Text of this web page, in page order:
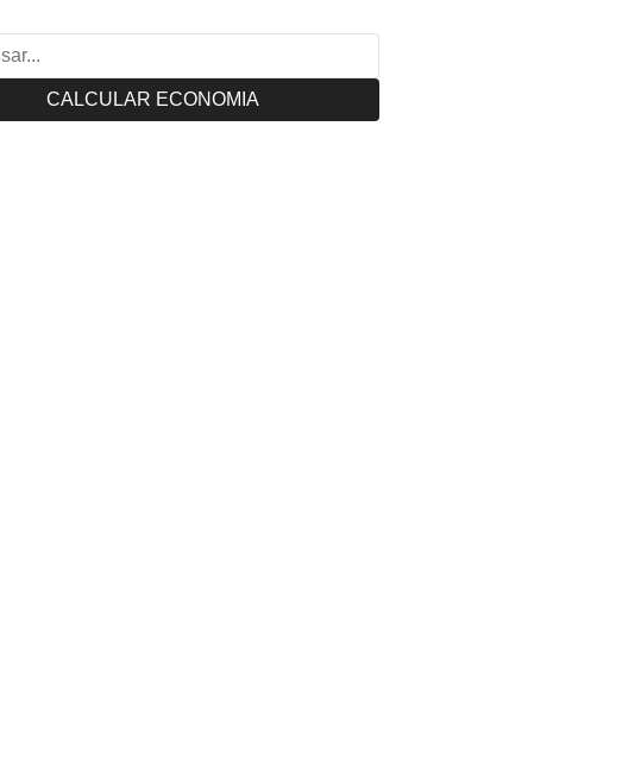
CALCULAR ECONOMIA